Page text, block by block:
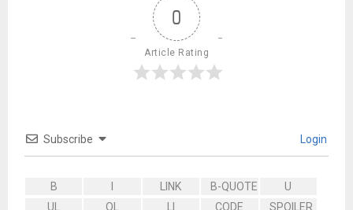
0
Article Rating
Subscribe Login